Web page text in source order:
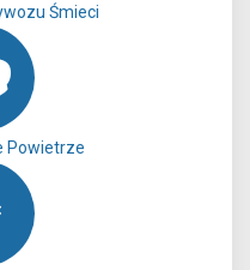
Śmieci
Powietrze